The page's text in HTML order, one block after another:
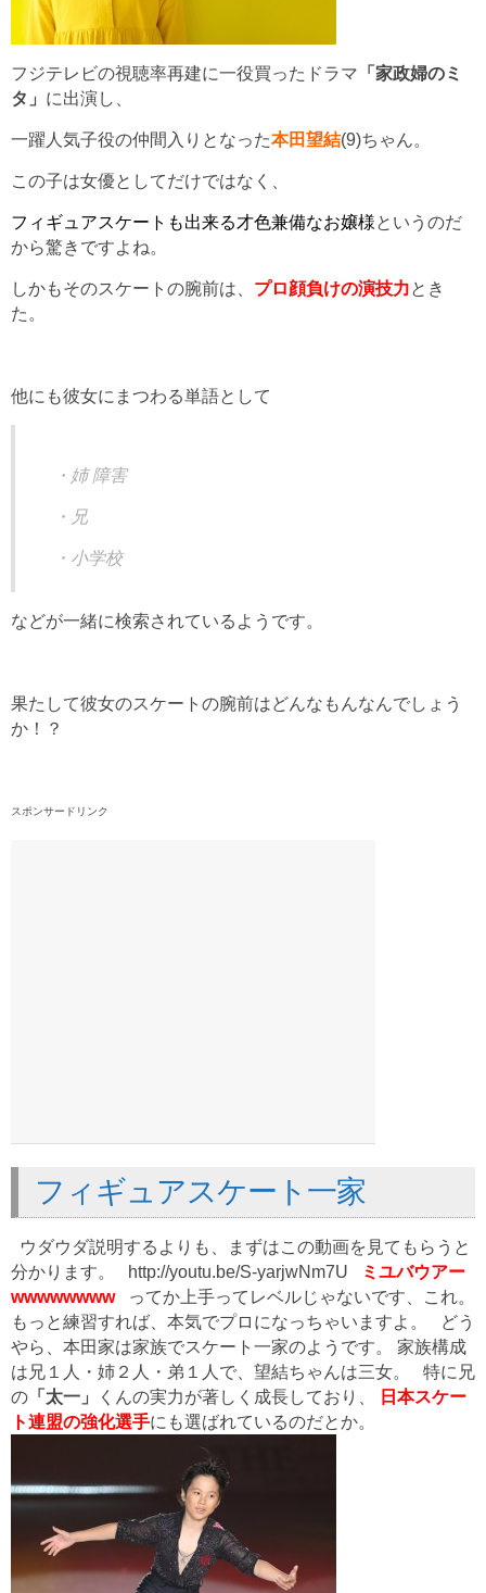
フジテレビの視聴率再建に一役買ったドラマ 「家政婦のミ
タ」 に出演し、
一躍人気子役の仲間入りとなった本田望結(9)ちゃん。
この子は女優としてだけではなく、
フィギュアスケートも出来る才色兼備なお嬢様というのだ
から驚きですよね。
しかもそのスケートの腕前は、 プロ顔負けの演技力とき
た。
他にも彼女にまつわる単語として
・姉 障害
・兄
・小学校
などが一緒に検索されているようです。
果たして彼女のスケートの腕前はどんなもんなんでしょう
か！？
スポンサードリンク
フィギュアスケート一家
ウダウダ説明するよりも、まずはこの動画を見てもらうと
分かります。 http://youtu.be/S-yarjwNm7U
ミユバウアー
wwwwwwwwってか上手ってレベルじゃないです、これ。
もっと練習すれば、本気でプロになっちゃいますよ。 どう
やら、本田家は家族でスケート一家のようです。 家族構成
は兄１人・姉２人・弟１人で、望結ちゃんは三女。 特に兄
の 「太一」 くんの実力が著しく成長しており、
日本スケー
ト連盟の強化選手にも選ばれているのだとか。